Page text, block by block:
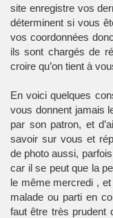
site enregistre vos
déterminent si vous
vos coordonnées
ils sont chargés de
croire qu’on tient à
En voici quelques
vous donnent jamais
par son patron, et
savoir sur vous et
de photo aussi,
car il se peut que la
le même mercredi ,
malade ou parti en
faut être très prudent